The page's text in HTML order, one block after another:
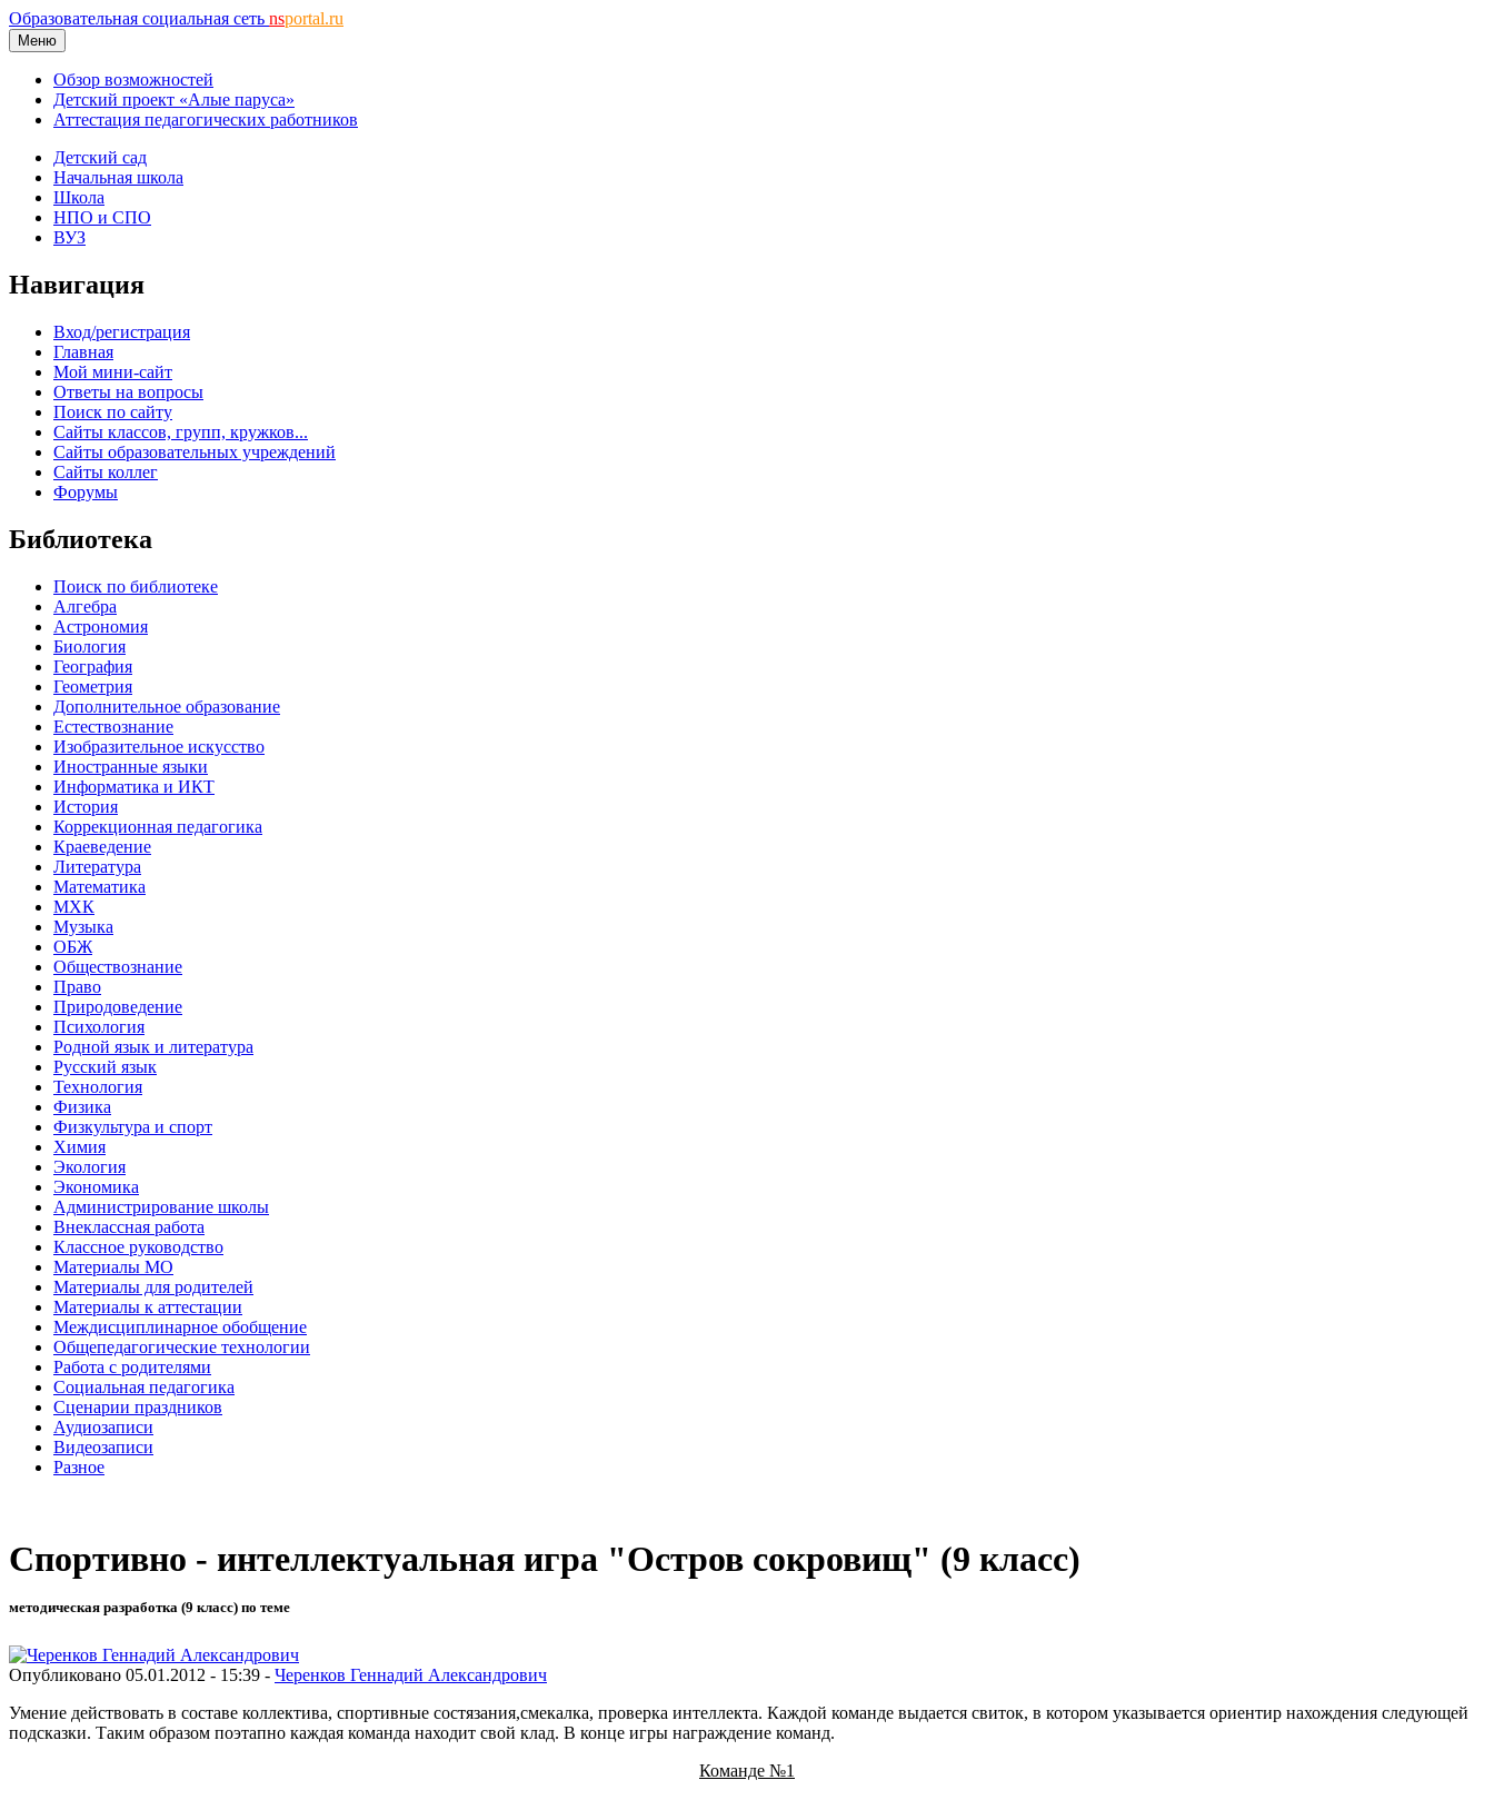
Образовательная социальная сеть nsportal.ru
Меню
Обзор возможностей
Детский проект «Алые паруса»
Аттестация педагогических работников
Детский сад
Начальная школа
Школа
НПО и СПО
ВУЗ
Навигация
Вход/регистрация
Главная
Мой мини-сайт
Ответы на вопросы
Поиск по сайту
Сайты классов, групп, кружков...
Сайты образовательных учреждений
Сайты коллег
Форумы
Библиотека
Поиск по библиотеке
Алгебра
Астрономия
Биология
География
Геометрия
Дополнительное образование
Естествознание
Изобразительное искусство
Иностранные языки
Информатика и ИКТ
История
Коррекционная педагогика
Краеведение
Литература
Математика
МХК
Музыка
ОБЖ
Обществознание
Право
Природоведение
Психология
Родной язык и литература
Русский язык
Технология
Физика
Физкультура и спорт
Химия
Экология
Экономика
Администрирование школы
Внеклассная работа
Классное руководство
Материалы МО
Материалы для родителей
Материалы к аттестации
Междисциплинарное обобщение
Общепедагогические технологии
Работа с родителями
Социальная педагогика
Сценарии праздников
Аудиозаписи
Видеозаписи
Разное
Спортивно - интеллектуальная игра "Остров сокровищ" (9 класс)
методическая разработка (9 класс) по теме
Опубликовано 05.01.2012 - 15:39 - Черенков Геннадий Александрович
Умение действовать в составе коллектива, спортивные состязания,смекалка, проверка интеллекта. Каждой команде выдается свиток, в котором указывается ориентир нахождения следующей
подсказки. Таким образом поэтапно каждая команда находит свой клад. В конце игры награждение команд.
Команде №1